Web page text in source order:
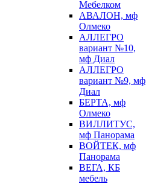
Мебелком
АВАЛОН, мф
Олмеко
АЛЛЕГРО
вариант №10,
мф Диал
АЛЛЕГРО
вариант №9, мф
Диал
БЕРТА, мф
Олмеко
ВИЛЛИТУС,
мф Панорама
ВОЙТЕК, мф
Панорама
ВЕГА, КБ
мебель